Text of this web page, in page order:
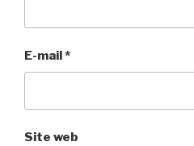
E-mail *
Site web